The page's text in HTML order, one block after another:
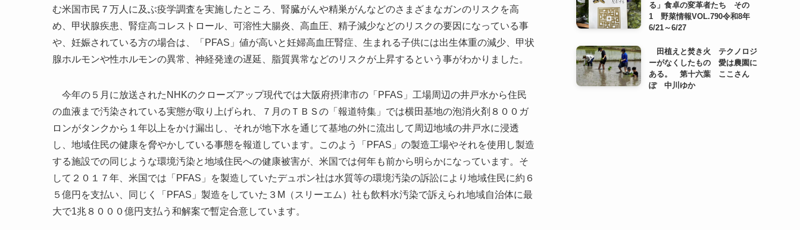
む米国市民７万人に及ぶ疫学調査を実施したところ、腎臓がんや精巣がんなどのさまざまなガンのリスクを高
め、甲状腺疾患、腎症高コレストロール、可溶性大腸炎、高血圧、精子減少などのリスクの要因になっている事
や、妊娠されている方の場合は、「PFAS」値が高いと妊婦高血圧腎症、生まれる子供には出生体重の減少、甲状
腺ホルモンや性ホルモンの異常、神経発達の遅延、脂質異常などのリスクが上昇するという事がわかりました。
今年の５月に放送されたNHKのクローズアップ現代では大阪府摂津市の「PFAS」工場周辺の井戸水から住民
の血液まで汚染されている実態が取り上げられ、７月のＴＢＳの「報道特集」では横田基地の泡消火剤８００ガ
ロンがタンクから１年以上をかけ漏出し、それが地下水を通じて基地の外に流出して周辺地域の井戸水に浸透
し、地域住民の健康を脅やかしている事態を報道しています。このよう「PFAS」の製造工場やそれを使用し製造
する施設での同じような環境汚染と地域住民への健康被害が、米国では何年も前から明らかになっています。そ
して２０１７年、米国では「PFAS」を製造していたデュポン社は水質等の環境汚染の訴訟により地域住民に約６
５億円を支払い、同じく「PFAS」製造をしていた３M（スリーエム）社も飲料水汚染で訴えられ地域自治体に最
大で1兆８０００億円支払う和解案で暫定合意しています。
る」食卓の変革者たち その
1 野菜情報VOL.790令和8年
6/21～6/27
田植えと焚き火 テクノロジ
ーがなくしたもの 愛は農園に
ある。 第十六葉 ここさん
ぽ 中川ゆか